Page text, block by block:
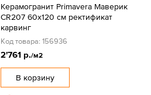
Керамогранит Primavera Маверик
CR207 60x120 см ректификат
карвинг
Код товара: 156936
2'761 р./м2
В корзину